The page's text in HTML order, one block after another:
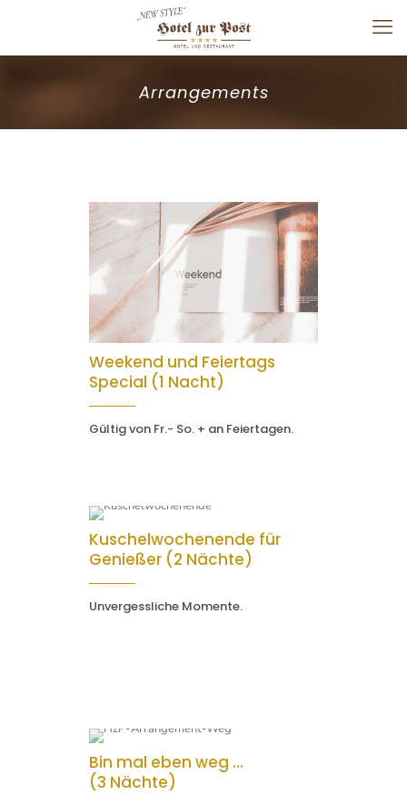
Arrangements
Weekend und Feiertags
Special (1 Nacht)
Gültig von Fr.- So. + an Feiertagen.
Kuschelwochenende für
Genießer (2 Nächte)
Unvergessliche Momente.
Bin mal eben weg …
(3 Nächte)